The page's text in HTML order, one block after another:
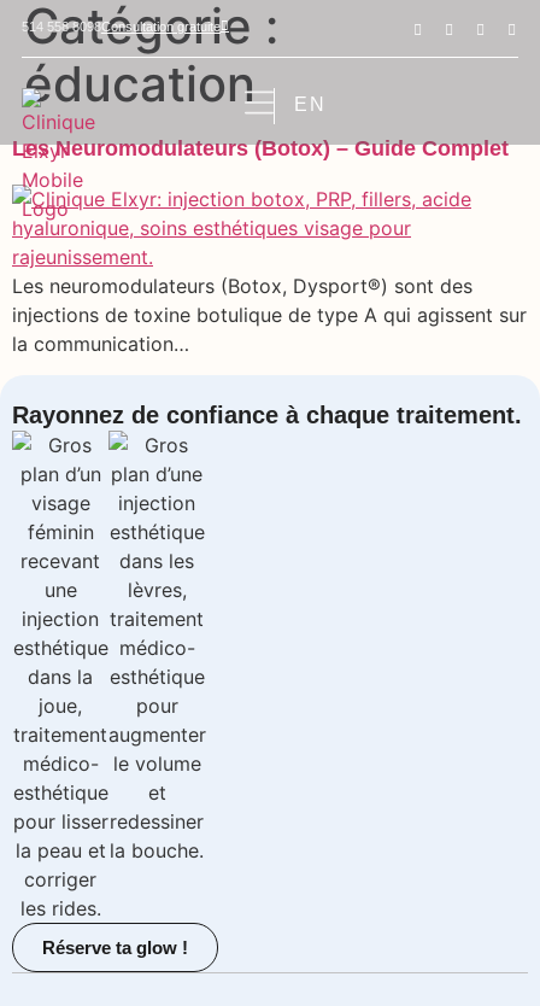
514 558 8098Consultation gratuite
EN
Catégorie :
éducation
Les Neuromodulateurs (Botox) – Guide Complet
Les neuromodulateurs (Botox, Dysport®) sont des
injections de toxine botulique de type A qui agissent sur
la communication…
Rayonnez de confiance à chaque traitement.
Réserve ta glow !